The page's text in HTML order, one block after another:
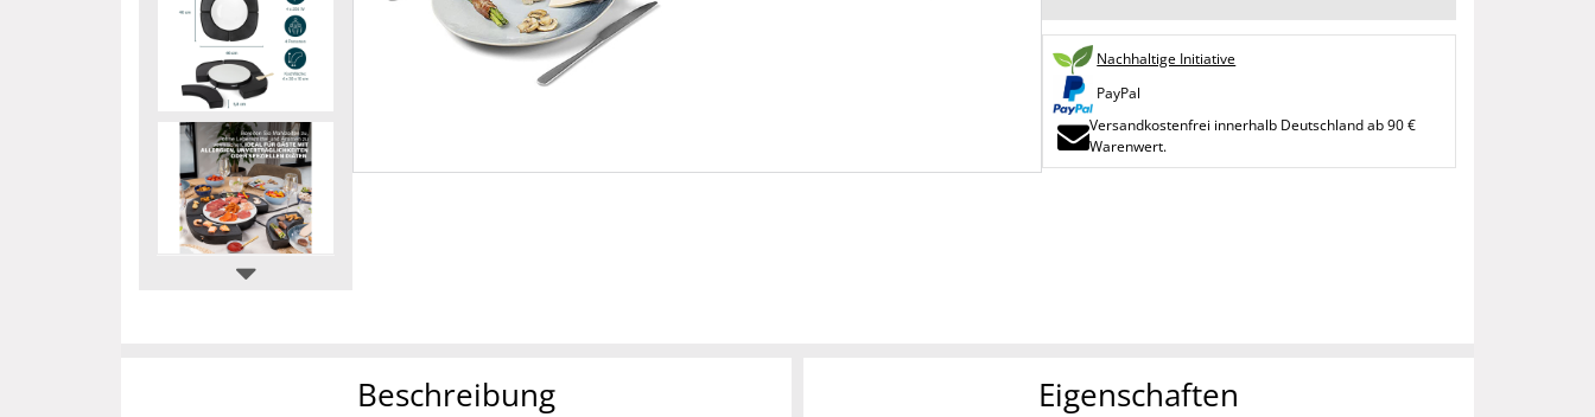
Nachhaltige Initiative
PayPal
Versandkostenfrei innerhalb Deutschland ab 90 €
Warenwert.
Beschreibung Eigenschaften